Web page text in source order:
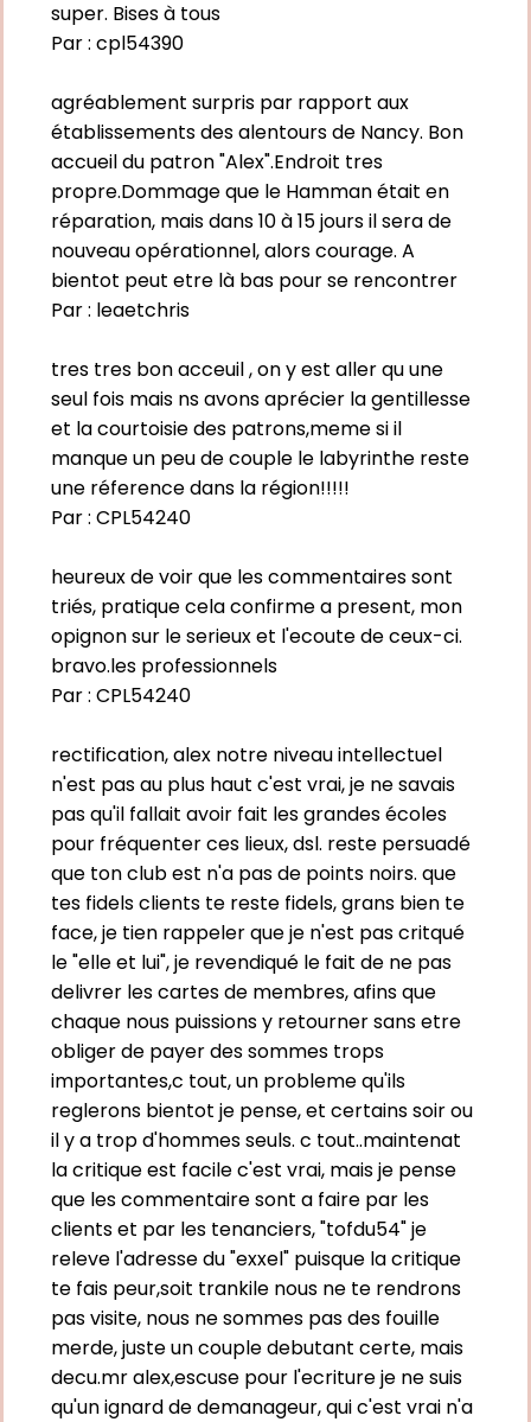
super. Bises à tous
Par : cpl54390
agréablement surpris par rapport aux
établissements des alentours de Nancy. Bon
accueil du patron "Alex".Endroit tres
propre.Dommage que le Hamman était en
réparation, mais dans 10 à 15 jours il sera de
nouveau opérationnel, alors courage. A
bientot peut etre là bas pour se rencontrer
Par : leaetchris
tres tres bon acceuil , on y est aller qu une
seul fois mais ns avons aprécier la gentillesse
et la courtoisie des patrons,meme si il
manque un peu de couple le labyrinthe reste
une réference dans la région!!!!!
Par : CPL54240
heureux de voir que les commentaires sont
triés, pratique cela confirme a present, mon
opignon sur le serieux et l'ecoute de ceux-ci.
bravo.les professionnels
Par : CPL54240
rectification, alex notre niveau intellectuel
n'est pas au plus haut c'est vrai, je ne savais
pas qu'il fallait avoir fait les grandes écoles
pour fréquenter ces lieux, dsl. reste persuadé
que ton club est n'a pas de points noirs. que
tes fidels clients te reste fidels, grans bien te
face, je tien rappeler que je n'est pas critqué
le "elle et lui", je revendiqué le fait de ne pas
delivrer les cartes de membres, afins que
chaque nous puissions y retourner sans etre
obliger de payer des sommes trops
importantes,c tout, un probleme qu'ils
reglerons bientot je pense, et certains soir ou
il y a trop d'hommes seuls. c tout..maintenat
la critique est facile c'est vrai, mais je pense
que les commentaire sont a faire par les
clients et par les tenanciers, "tofdu54" je
releve l'adresse du "exxel" puisque la critique
te fais peur,soit trankile nous ne te rendrons
pas visite, nous ne sommes pas des fouille
merde, juste un couple debutant certe, mais
decu.mr alex,escuse pour l'ecriture je ne suis
qu'un ignard de demanageur, qui c'est vrai n'a